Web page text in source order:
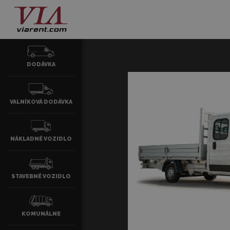
DODÁVKA
VALNÍKOVÁ DODÁVKA
NÁKLADNÉ VOZIDLO
STAVEBNÉ VOZIDLO
KOMUNÁLNE